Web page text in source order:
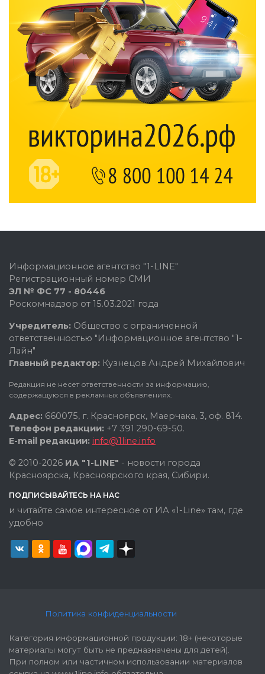
Информационное агентство "1-LINE"
Регистрационный номер СМИ
ЭЛ № ФС 77 - 80446
Роскомнадзор от 15.03.2021 года
Учредитель: Общество с ограниченной
ответственностью "Информационное агентство "1-
Лайн"
Главный редактор: Кузнецов Андрей Михайлович
Редакция не несет ответственности за информацию,
содержащуюся в рекламных объявлениях.
Адрес: 660075, г. Красноярск, Маерчака, 3, оф. 814.
Телефон редакции: +7 391 290-69-50.
E-mail редакции: info@1line.info
© 2010-2026 ИА "1-LINE" - новости города
Красноярска, Красноярского края, Сибири.
ПОДПИСЫВАЙТЕСЬ НА НАС
и читайте самое интересное от ИА «1-Line» там, где
удобно
Политика конфиденциальности
Категория информационной продукции: 18+ (некоторые
материалы могут быть не предназначены для детей).
При полном или частичном использовании материалов